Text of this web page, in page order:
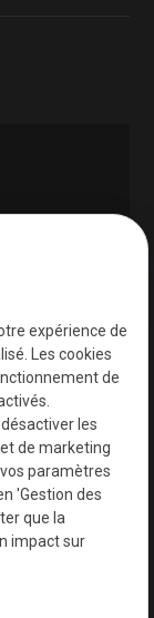
expérience de
Les cookies
de
les
de marketing
paramètres
'Gestion des
que la
impact sur